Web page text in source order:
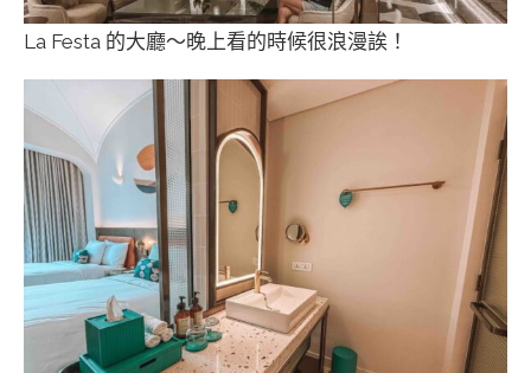
La Festa 的大廳～晚上看的時候很浪漫誒！